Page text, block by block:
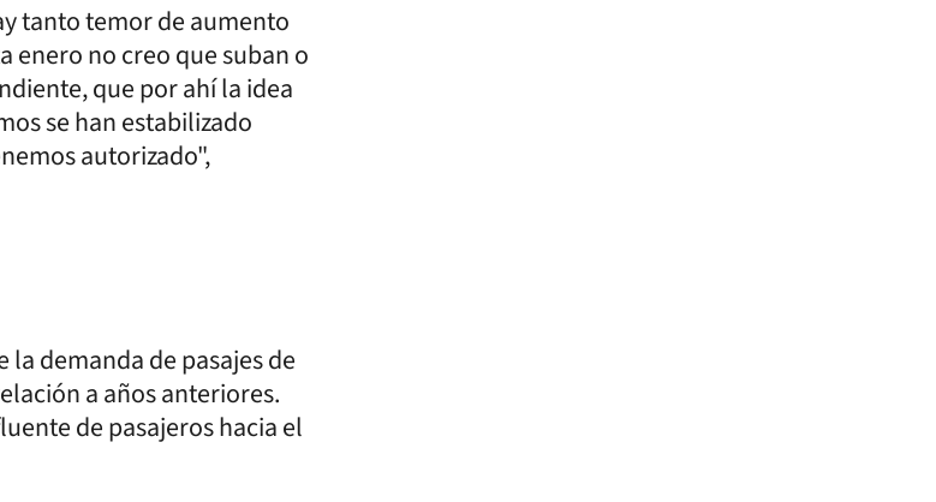
tanto temor de aumento
enero no creo que suban o
que por ahí la idea
se han estabilizado
autorizado",
demanda de pasajes de
a años anteriores.
de pasajeros hacia el